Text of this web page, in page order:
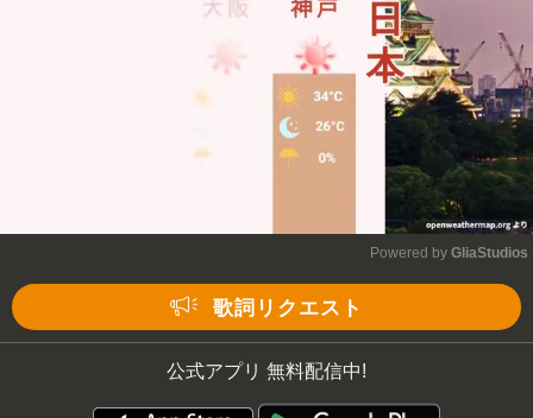
Powered by GliaStudios
歌詞リクエスト
公式アプリ 無料配信中!